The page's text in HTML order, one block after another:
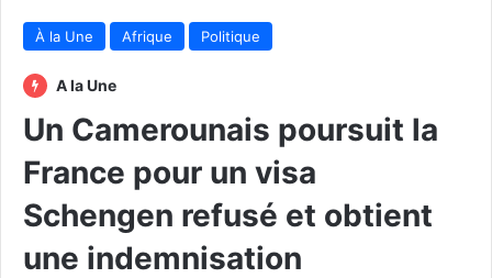
À la Une Afrique Politique
A la Une
Un Camerounais poursuit la
France pour un visa
Schengen refusé et obtient
une indemnisation